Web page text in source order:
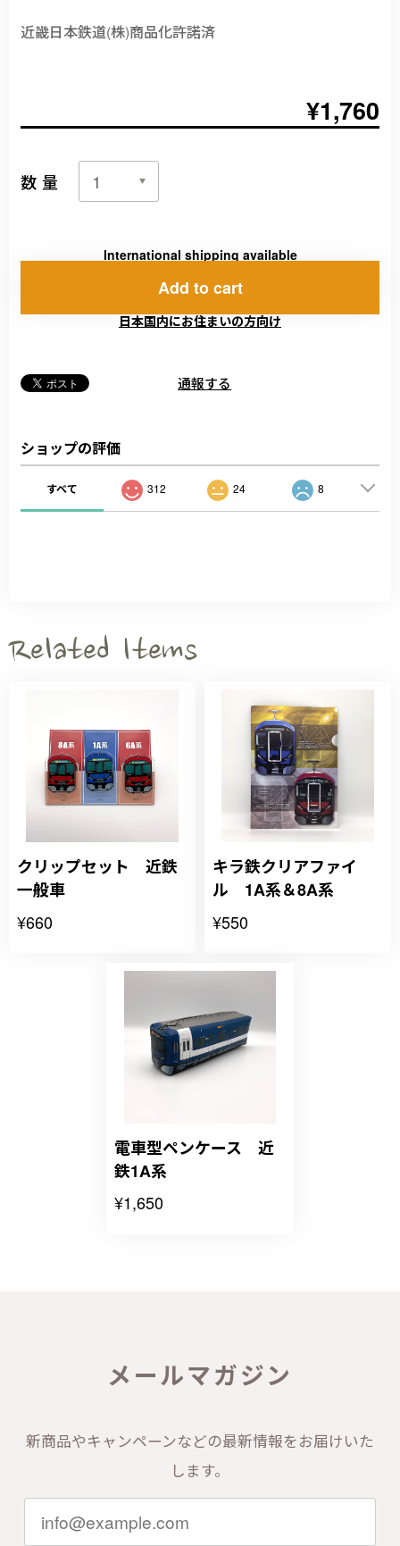
近畿日本鉄道(株)商品化許諾済
¥1,760
数量
International shipping available
Add to cart
日本国内にお住まいの方向け
通報する
ショップの評価
すべて 312 24 8
Related Items
クリップセット 近鉄
一般車
¥660
キラ鉄クリアファイ
ル 1A系＆8A系
¥550
電車型ペンケース 近
鉄1A系
¥1,650
メールマガジン
新商品やキャンペーンなどの最新情報をお届けいた
します。